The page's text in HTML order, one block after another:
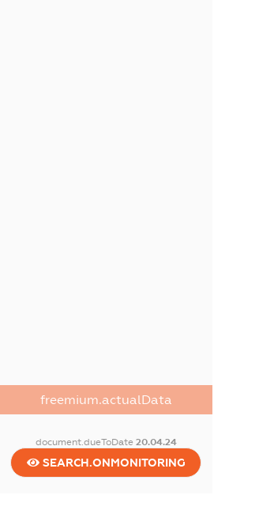
freemium.actualData
document.dueToDate 20.04.24
SEARCH.ONMONITORING